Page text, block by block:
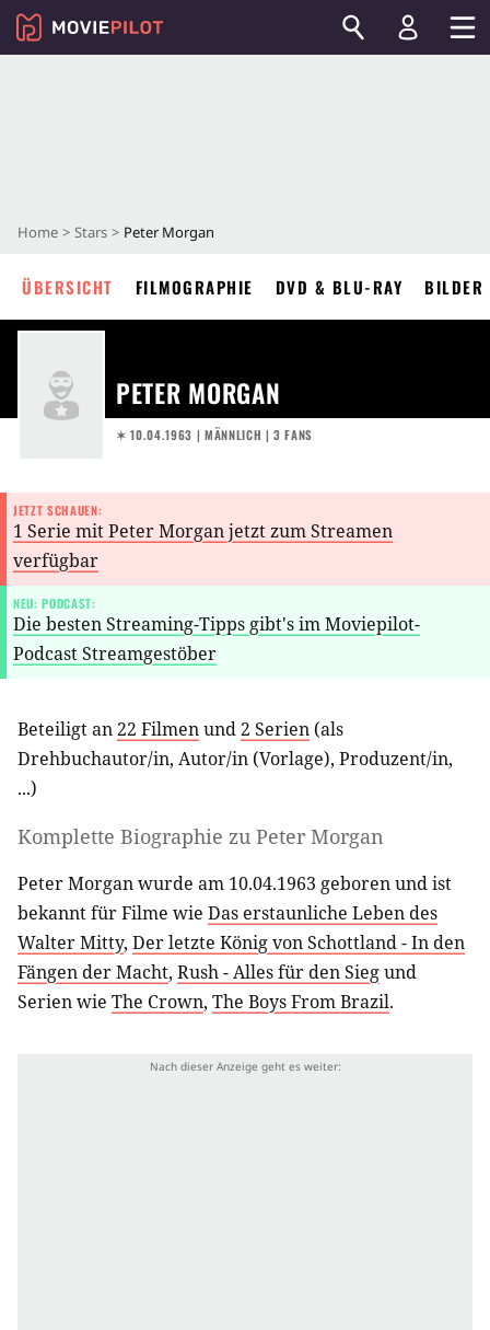
Home Stars Peter Morgan
ÜBERSICHT FILMOGRAPHIE DVD & BLU-RAY BILDER
PETER MORGAN
✶ 10.04.1963 | MÄNNLICH | 3 FANS
JETZT SCHAUEN:
1 Serie mit Peter Morgan jetzt zum Streamen
verfügbar
NEU: PODCAST:
Die besten Streaming-Tipps gibt's im Moviepilot-
Podcast Streamgestöber
Beteiligt an22 Filmenund2 Serien (als
Drehbuchautor/in, Autor/in (Vorlage), Produzent/in,
...)
Komplette Biographie zu Peter Morgan
Peter Morgan wurde am 10.04.1963 geboren und ist
bekannt für Filme wie Das erstaunliche Leben des
Walter Mitty, Der letzte König von Schottland - In den
Fängen der Macht, Rush - Alles für den Siegund
Serien wie The Crown, The Boys From Brazil.